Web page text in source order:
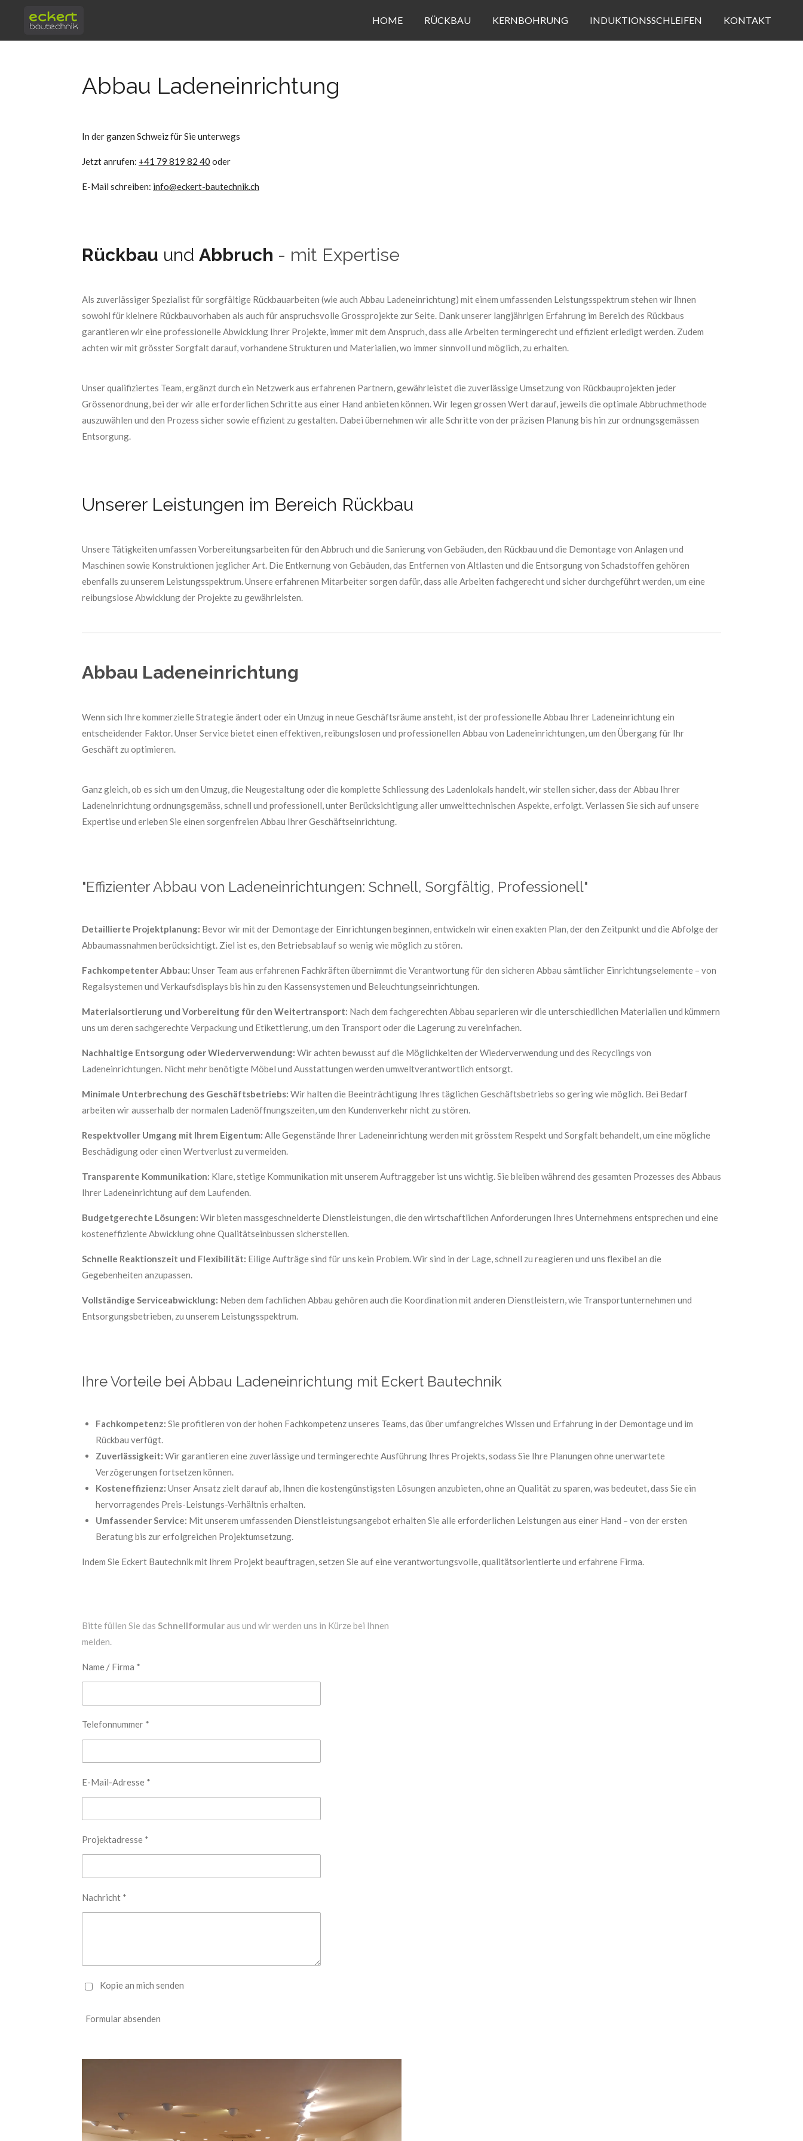
Hauptinhalt
HOME RÜCKBAU KERNBOHRUNG INDUKTIONSSCHLEIFEN KONTAKT
Abbau Ladeneinrichtung
In der ganzen Schweiz für Sie unterwegs
Jetzt anrufen: +41 79 819 82 40 oder
E-Mail schreiben: info@eckert-bautechnik.ch
Rückbau und Abbruch - mit Expertise
Als zuverlässiger Spezialist für sorgfältige Rückbauarbeiten (wie auch Abbau Ladeneinrichtung) mit einem umfassenden Leistungsspektrum stehen wir Ihnen
sowohl für kleinere Rückbauvorhaben als auch für anspruchsvolle Grossprojekte zur Seite. Dank unserer langjährigen Erfahrung im Bereich des Rückbaus
garantieren wir eine professionelle Abwicklung Ihrer Projekte, immer mit dem Anspruch, dass alle Arbeiten termingerecht und effizient erledigt werden. Zudem
achten wir mit grösster Sorgfalt darauf, vorhandene Strukturen und Materialien, wo immer sinnvoll und möglich, zu erhalten.
Unser qualifiziertes Team, ergänzt durch ein Netzwerk aus erfahrenen Partnern, gewährleistet die zuverlässige Umsetzung von Rückbauprojekten jeder
Grössenordnung, bei der wir alle erforderlichen Schritte aus einer Hand anbieten können. Wir legen grossen Wert darauf, jeweils die optimale Abbruchmethode
auszuwählen und den Prozess sicher sowie effizient zu gestalten. Dabei übernehmen wir alle Schritte von der präzisen Planung bis hin zur ordnungsgemässen
Entsorgung.
Unserer Leistungen im Bereich Rückbau
Unsere Tätigkeiten umfassen Vorbereitungsarbeiten für den Abbruch und die Sanierung von Gebäuden, den Rückbau und die Demontage von Anlagen und
Maschinen sowie Konstruktionen jeglicher Art. Die Entkernung von Gebäuden, das Entfernen von Altlasten und die Entsorgung von Schadstoffen gehören
ebenfalls zu unserem Leistungsspektrum. Unsere erfahrenen Mitarbeiter sorgen dafür, dass alle Arbeiten fachgerecht und sicher durchgeführt werden, um eine
reibungslose Abwicklung der Projekte zu gewährleisten.
Abbau Ladeneinrichtung
Wenn sich Ihre kommerzielle Strategie ändert oder ein Umzug in neue Geschäftsräume ansteht, ist der professionelle Abbau Ihrer Ladeneinrichtung ein
entscheidender Faktor. Unser Service bietet einen effektiven, reibungslosen und professionellen Abbau von Ladeneinrichtungen, um den Übergang für Ihr
Geschäft zu optimieren.
Ganz gleich, ob es sich um den Umzug, die Neugestaltung oder die komplette Schliessung des Ladenlokals handelt, wir stellen sicher, dass der Abbau Ihrer
Ladeneinrichtung ordnungsgemäss, schnell und professionell, unter Berücksichtigung aller umwelttechnischen Aspekte, erfolgt. Verlassen Sie sich auf unsere
Expertise und erleben Sie einen sorgenfreien Abbau Ihrer Geschäftseinrichtung.
"Effizienter Abbau von Ladeneinrichtungen: Schnell, Sorgfältig, Professionell"
Detaillierte Projektplanung: Bevor wir mit der Demontage der Einrichtungen beginnen, entwickeln wir einen exakten Plan, der den Zeitpunkt und die Abfolge der
Abbaumassnahmen berücksichtigt. Ziel ist es, den Betriebsablauf so wenig wie möglich zu stören.
Fachkompetenter Abbau: Unser Team aus erfahrenen Fachkräften übernimmt die Verantwortung für den sicheren Abbau sämtlicher Einrichtungselemente – von
Regalsystemen und Verkaufsdisplays bis hin zu den Kassensystemen und Beleuchtungseinrichtungen.
Materialsortierung und Vorbereitung für den Weitertransport: Nach dem fachgerechten Abbau separieren wir die unterschiedlichen Materialien und kümmern
uns um deren sachgerechte Verpackung und Etikettierung, um den Transport oder die Lagerung zu vereinfachen.
Nachhaltige Entsorgung oder Wiederverwendung: Wir achten bewusst auf die Möglichkeiten der Wiederverwendung und des Recyclings von
Ladeneinrichtungen. Nicht mehr benötigte Möbel und Ausstattungen werden umweltverantwortlich entsorgt.
Minimale Unterbrechung des Geschäftsbetriebs: Wir halten die Beeinträchtigung Ihres täglichen Geschäftsbetriebs so gering wie möglich. Bei Bedarf
arbeiten wir ausserhalb der normalen Ladenöffnungszeiten, um den Kundenverkehr nicht zu stören.
Respektvoller Umgang mit Ihrem Eigentum: Alle Gegenstände Ihrer Ladeneinrichtung werden mit grösstem Respekt und Sorgfalt behandelt, um eine mögliche
Beschädigung oder einen Wertverlust zu vermeiden.
Transparente Kommunikation: Klare, stetige Kommunikation mit unserem Auftraggeber ist uns wichtig. Sie bleiben während des gesamten Prozesses des Abbaus
Ihrer Ladeneinrichtung auf dem Laufenden.
Budgetgerechte Lösungen: Wir bieten massgeschneiderte Dienstleistungen, die den wirtschaftlichen Anforderungen Ihres Unternehmens entsprechen und eine
kosteneffiziente Abwicklung ohne Qualitätseinbussen sicherstellen.
Schnelle Reaktionszeit und Flexibilität: Eilige Aufträge sind für uns kein Problem. Wir sind in der Lage, schnell zu reagieren und uns flexibel an die
Gegebenheiten anzupassen.
Vollständige Serviceabwicklung: Neben dem fachlichen Abbau gehören auch die Koordination mit anderen Dienstleistern, wie Transportunternehmen und
Entsorgungsbetrieben, zu unserem Leistungsspektrum.
Ihre Vorteile bei Abbau Ladeneinrichtung mit Eckert Bautechnik
Fachkompetenz: Sie profitieren von der hohen Fachkompetenz unseres Teams, das über umfangreiches Wissen und Erfahrung in der Demontage und im
Rückbau verfügt.
Zuverlässigkeit: Wir garantieren eine zuverlässige und termingerechte Ausführung Ihres Projekts, sodass Sie Ihre Planungen ohne unerwartete
Verzögerungen fortsetzen können.
Kosteneffizienz: Unser Ansatz zielt darauf ab, Ihnen die kostengünstigsten Lösungen anzubieten, ohne an Qualität zu sparen, was bedeutet, dass Sie ein
hervorragendes Preis-Leistungs-Verhältnis erhalten.
Umfassender Service: Mit unserem umfassenden Dienstleistungsangebot erhalten Sie alle erforderlichen Leistungen aus einer Hand – von der ersten
Beratung bis zur erfolgreichen Projektumsetzung.
Indem Sie Eckert Bautechnik mit Ihrem Projekt beauftragen, setzen Sie auf eine verantwortungsvolle, qualitätsorientierte und erfahrene Firma.
Bitte füllen Sie das Schnellformular aus und wir werden uns in Kürze bei Ihnen
melden.
Name / Firma *
Telefonnummer *
E-Mail-Adresse *
Projektadresse *
Nachricht *
Kopie an mich senden
Formular absenden